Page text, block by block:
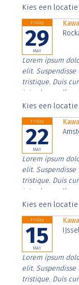
Aenean
Kies een
Friday
29
MAY
Lorem ipsum
elit.
tristique. Duis
interdum nulla,
Aenean
Kies een
Friday
22
MAY
Lorem ipsum
elit.
tristique. Duis
interdum nulla,
Aenean
Kies een
Friday
15
MAY
Lorem ipsum
elit.
tristique. Duis